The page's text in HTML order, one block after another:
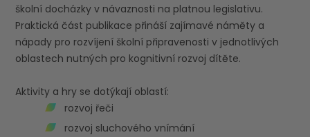
školní docházky v návaznosti na platnou legislativu.
Praktická část publikace přináší zajímavé náměty a
nápady pro rozvíjení školní připravenosti v jednotlivých
oblastech nutných pro kognitivní rozvoj dítěte.
Aktivity a hry se dotýkají oblastí:
rozvoj řeči
rozvoj sluchového vnímání